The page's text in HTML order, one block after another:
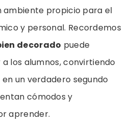
ambiente propicio para el
y personal. Recordemos
decorado puede
los alumnos, convirtiendo
un verdadero segundo
cómodos y
aprender.